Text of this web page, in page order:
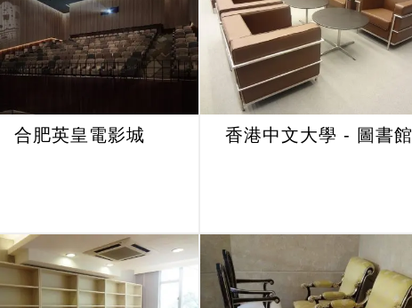
合肥英皇電影城 香港中文大學 - 圖書館